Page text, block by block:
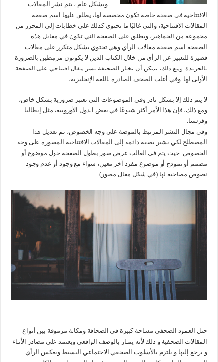
وبشكل عام ، يتم نشر المقالات
الافتتاحية في صفحة خاصة تكون مخصصة لها، يطلق عليها اسم صفحة
المقالات الافتتاحية، والتي غالبًا ما تحتوي كذلك على خطابات إلى المحرر من
مجموعة من الجماهير، ويطلق على الصفحة التي تكون في مقابل هذه
الصفحة اسم صفحة مقالات الرأي وهي تحتوي بشكل متكرر على مقالات
قصيرة للتعبير عن الرأي من خلال الكتاب الذين لا يكونون مرتبطين بالضرورة
بالجريدة. ومع ذلك، يمكن أن تختار الصحيفة نشر مقال افتتاحي على الصفحة
الأولى لها. وفي أغلب الصحف الصادرة باللغة الإنجليزية،
لا يتم ذلك إلا بشكل نادر وفي الموضوعات التي تعتبر ضرورية بشكل خاص،
ومع ذلك، فإن هذا الأمر أكثر شيوعًا في بعض الدول الأوروبية، مثل إيطاليا
وفرنسا.
وفي مجال النشر المرتبط بالموضة على وجه الخصوص، تم تعديل هذا
المصطلح لكي يشير بصفة دائمة إلى المقالات الافتتاحية المصورة على وجه
الخصوص، حيث يتم في الغالب عرض صور بطول الصفحة حول موضوع أو
مصمم أو نموذج أو موضوع مفرد آخر معين، سواء مع وجود أو عدم وجود
نصوص مصاحبة لها (في شكل مقال مصور).
حتل العمود الصحفي مساحة كبيرة في الصحافة ومكانة مرموقة بين أنواع
المقالات الصحفية و ذلك لأنه يمتاز بالوصف الواقعي ويعتمد على مصادر الأنباء
و يرجع إليها و يلتزم بالأسلوب الصحفي الاجتماعي البسيط ويعكس الرأي